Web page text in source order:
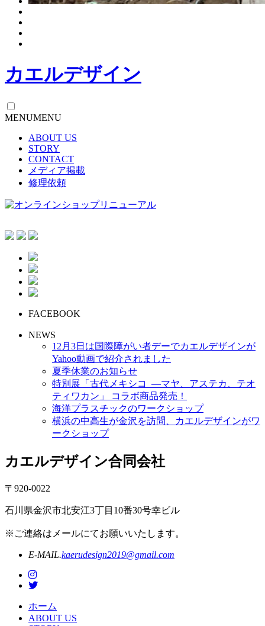
カエルデザイン
MENUMENU
ABOUT US
STORY
CONTACT
メディア掲載
修理依頼
FACEBOOK
NEWS
12月3日は国際障がい者デーでカエルデザインが
Yahoo動画で紹介されました
夏季休業のお知らせ
特別展「古代メキシコ ―マヤ、アステカ、テオ
ティワカン」 コラボ商品発売！
海洋プラスチックのワークショップ
横浜の中高生が金沢を訪問、カエルデザインがワ
ークショップ
カエルデザイン合同会社
〒920-0022
石川県金沢市北安江3丁目10番30号幸ビル
※ご連絡はメールにてお願いいたします。
E-MAIL.kaerudesign2019@gmail.com
ホーム
ABOUT US